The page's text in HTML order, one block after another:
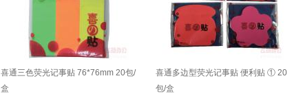
喜通三色荧光记事贴 76*76mm 20包/
盒
喜通多边型荧光记事贴 便利贴 ① 20
包/盒